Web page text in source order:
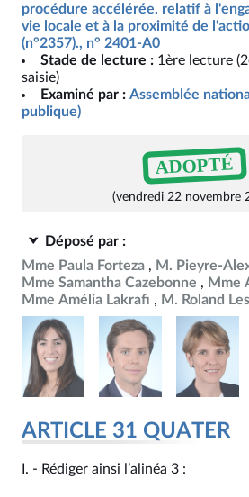
procédure accélérée, relatif à
vie locale et à la proximité de
(n°2357)., n° 2401-A0
Stade de lecture : 1ère lecture
saisie)
Examiné par : Assemblée
publique)
ADOPTÉ
(vendredi 22 novembre
Déposé par :
Mme Paula Forteza
M. Pieyre-
Mme Samantha Cazebonne
Mme
Mme Amélia Lakrafi
M. Roland
ARTICLE 31 QUATER
I. - Rédiger ainsi l’alinéa 3 :